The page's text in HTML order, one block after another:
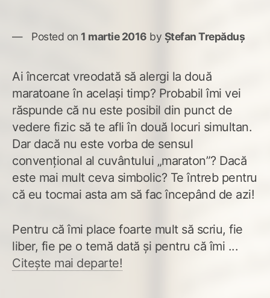
Posted on 1 martie 2016 by Ștefan Trepăduș
Ai încercat vreodată să alergi la două
maratoane în același timp? Probabil îmi vei
răspunde că nu este posibil din punct de
vedere fizic să te afli în două locuri simultan.
Dar dacă nu este vorba de sensul
convențional al cuvântului „maraton”? Dacă
este mai mult ceva simbolic? Te întreb pentru
că eu tocmai asta am să fac începând de azi!
Pentru că îmi place foarte mult să scriu, fie
liber, fie pe o temă dată și pentru că îmi ...
Citește mai departe!